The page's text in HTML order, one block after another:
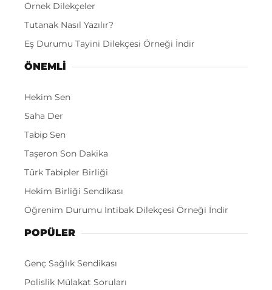
Örnek Dilekçeler
Tutanak Nasıl Yazılır?
Eş Durumu Tayini Dilekçesi Örneği İndir
ÖNEMLI
Hekim Sen
Saha Der
Tabip Sen
Taşeron Son Dakika
Türk Tabipler Birliği
Hekim Birliği Sendikası
Öğrenim Durumu İntibak Dilekçesi Örneği İndir
POPÜLER
Genç Sağlık Sendikası
Polislik Mülakat Soruları